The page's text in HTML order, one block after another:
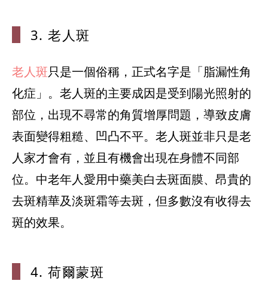
3. 老人斑
老人斑只是一個俗稱，正式名字是「脂漏性角
化症」。老人斑的主要成因是受到陽光照射的
部位，出現不尋常的角質增厚問題，導致皮膚
表面變得粗糙、凹凸不平。老人斑並非只是老
人家才會有，並且有機會出現在身體不同部
位。中老年人愛用中藥美白去斑面膜、昂貴的
去斑精華及淡斑霜等去斑，但多數沒有收得去
斑的效果。
4. 荷爾蒙斑